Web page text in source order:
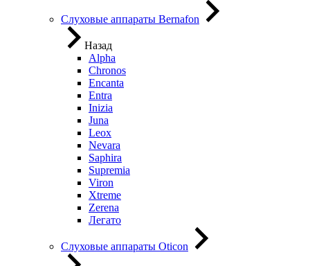
Слуховые аппараты Bernafon
Назад
Alpha
Chronos
Encanta
Entra
Inizia
Juna
Leox
Nevara
Saphira
Supremia
Viron
Xtreme
Zerena
Легато
Слуховые аппараты Oticon